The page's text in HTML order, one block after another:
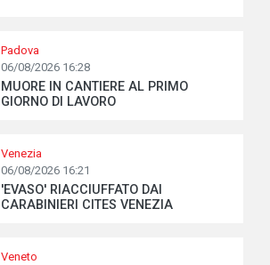
Padova
06/08/2026 16:28
MUORE IN CANTIERE AL PRIMO
GIORNO DI LAVORO
Venezia
06/08/2026 16:21
'EVASO' RIACCIUFFATO DAI
CARABINIERI CITES VENEZIA
Veneto